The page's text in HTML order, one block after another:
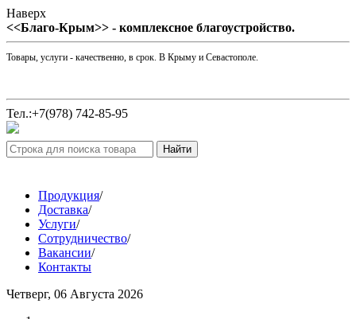
Наверх
<<Благо-Крым>> - комплексное благоустройство.
Товары, услуги - качественно, в срок. В Крыму и Севастополе.
Тел.:+7(978) 742-85-95
Продукция/
Доставка/
Услуги/
Сотрудничество/
Вакансии/
Контакты
Четверг, 06 Августа 2026